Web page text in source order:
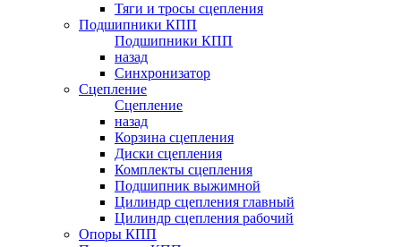
Тяги и тросы сцепления
Подшипники КПП
Подшипники КПП
назад
Синхронизатор
Сцепление
Сцепление
назад
Корзина сцепления
Диски сцепления
Комплекты сцепления
Подшипник выжимной
Цилиндр сцепления главный
Цилиндр сцепления рабочий
Опоры КПП